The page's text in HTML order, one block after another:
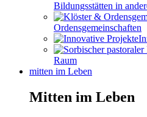
Bildungsstätten in
Ordensgemeinschaften
Raum
mitten im Leben
Mitten im Leben